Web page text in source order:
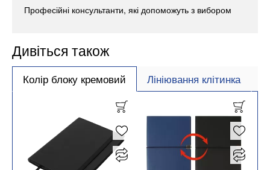
Професійні консультанти, які допоможуть з вибором
Дивіться також
Колір блоку кремовий Лініювання клітинка